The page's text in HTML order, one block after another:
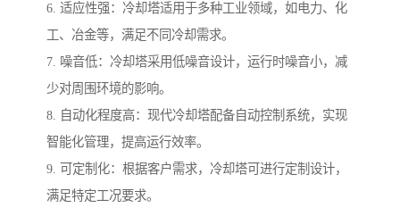
6. 适应性强：冷却塔适用于多种工业领域，如电力、化
工、冶金等，满足不同冷却需求。
7. 噪音低：冷却塔采用低噪音设计，运行时噪音小，减
少对周围环境的影响。
8. 自动化程度高：现代冷却塔配备自动控制系统，实现
智能化管理，提高运行效率。
9. 可定制化：根据客户需求，冷却塔可进行定制设计，
满足特定工况要求。